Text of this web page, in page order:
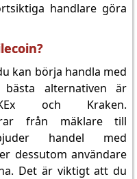
handlare göra
kan börja handla med
alternativen är
och Kraken.
från mäklare till
handel med
dessutom användare
Det är viktigt att du